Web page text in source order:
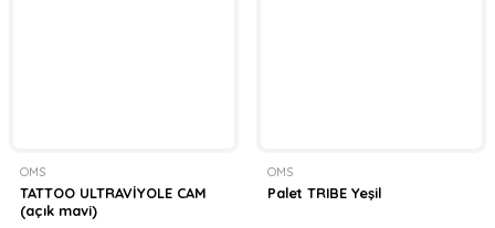
OMS
TATTOO ULTRAVİYOLE CAM
(açık mavi)
OMS
Palet TRIBE Yeşil